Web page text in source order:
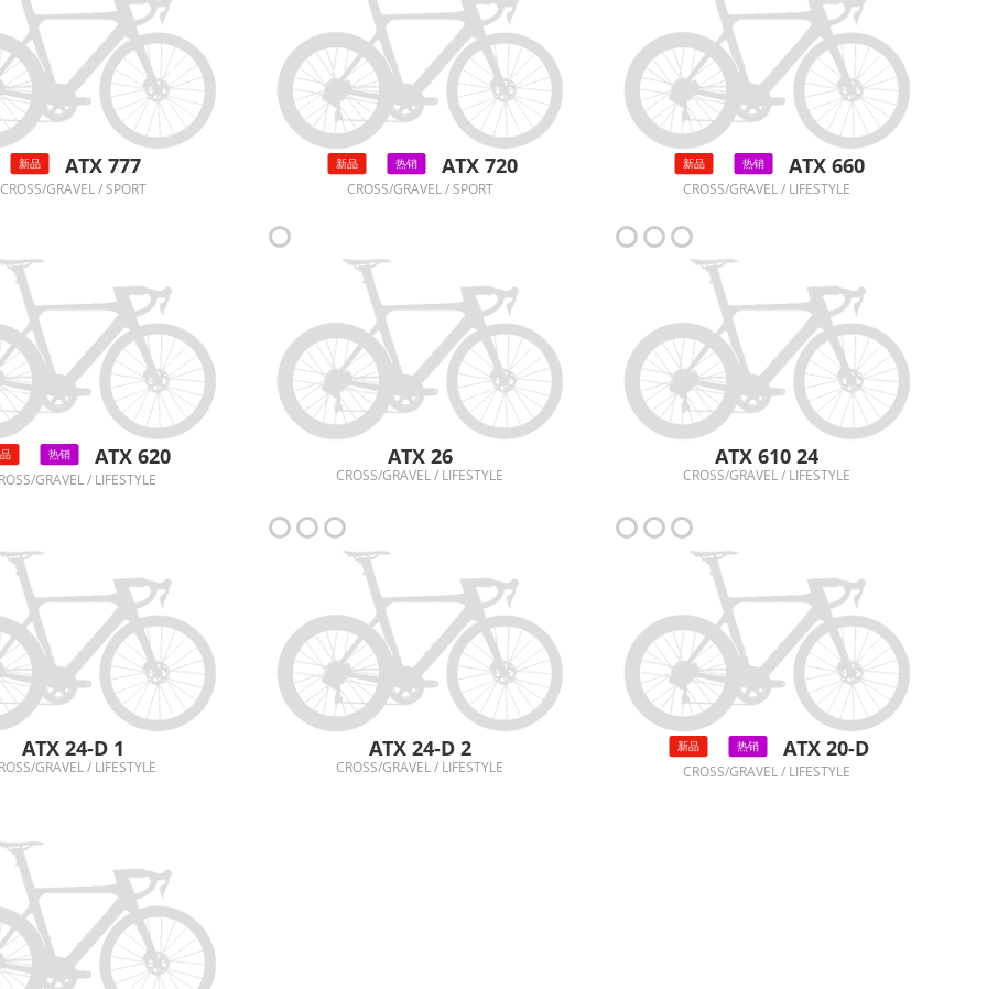
新品 ATX 777
CROSS/GRAVEL / SPORT
新品 热销 ATX 720
CROSS/GRAVEL / SPORT
新品 热销 ATX 660
CROSS/GRAVEL / LIFESTYLE
热销 ATX 620
GRAVEL / LIFESTYLE
ATX 26
CROSS/GRAVEL / LIFESTYLE
ATX 610 24
CROSS/GRAVEL / LIFESTYLE
ATX 24-D 1
GRAVEL / LIFESTYLE
ATX 24-D 2
CROSS/GRAVEL / LIFESTYLE
新品 热销 ATX 20-D
CROSS/GRAVEL / LIFESTYLE